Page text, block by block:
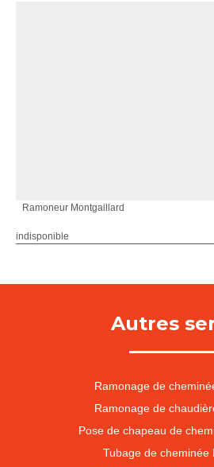
Ramoneur Montgaillard
indisponible
Autres
Ramonage de
Ramonage de
Pose de chapeau de
Tubage de cheminée